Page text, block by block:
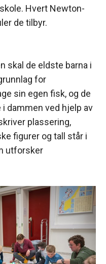
Hvert Newton-
de tilbyr.
skal de eldste barna i
for
sin egen fisk, og de
dammen ved hjelp av
plassering,
figurer og tall står i
utforsker